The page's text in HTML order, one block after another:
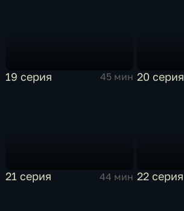
19 серия 45 мин 20 серия
21 серия 44 мин 22 серия